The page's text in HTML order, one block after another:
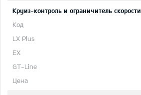
Круиз-контроль и ограничитель скорости